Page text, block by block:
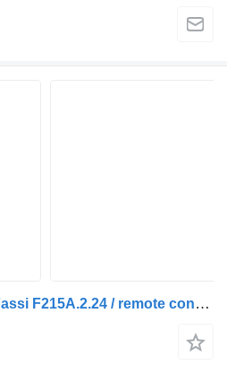
MAN TGS 26.420 6×4 / Fassi F215A.2.24 / remote control / Rotator / p